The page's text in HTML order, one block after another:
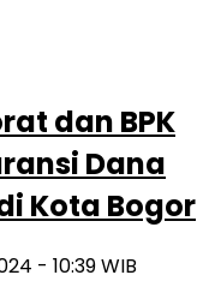
dan BPK
Dana
Kota Bogor
- 10:39 WIB